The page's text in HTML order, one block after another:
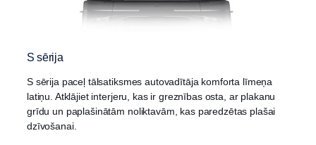
S sērija
S sērija paceļ tālsatiksmes autovadītāja komforta līmeņa
latiņu. Atklājiet interjeru, kas ir greznības osta, ar plakanu
grīdu un paplašinātām noliktavām, kas paredzētas plašai
dzīvošanai.